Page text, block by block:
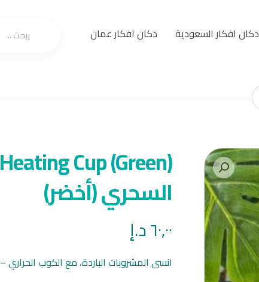
دكان افكار السعودية دكان افكار عمان
السحري (أخضر)
٦٠,٠٠د.إ
انسى المشروبات الباردة، مع الكوب الحراري –